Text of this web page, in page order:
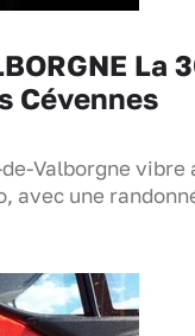
La
Cévennes
Valborgne vibre
avec une